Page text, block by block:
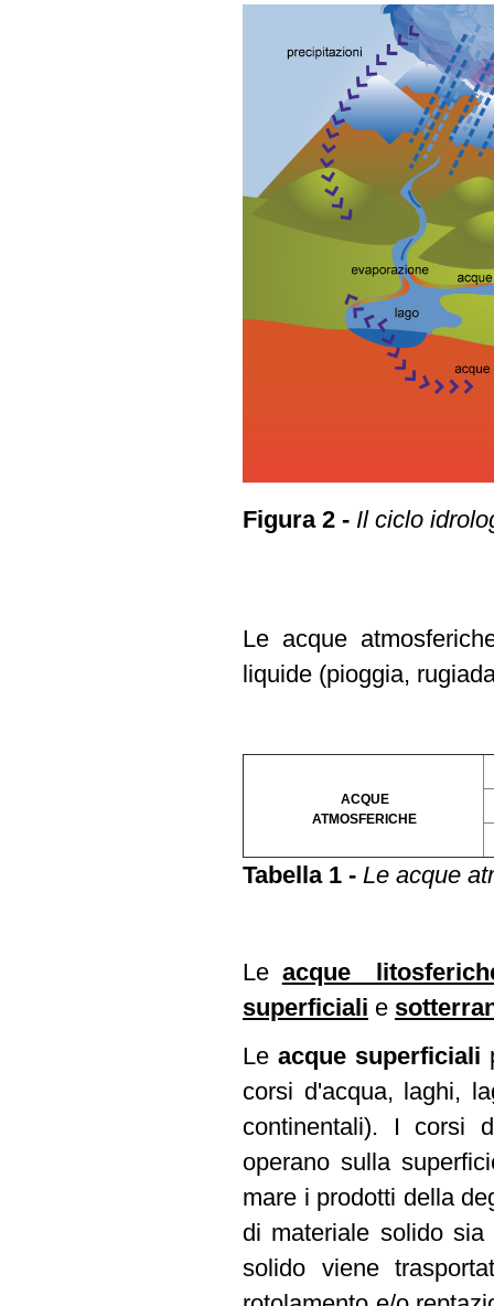
Figura 2 - Il ciclo
Le acque
liquide (pioggia,
ACQUE
ATMOSFERICHE
Tabella 1 - Le acque
Le acque
superficiali e
Le acque superficiali
corsi d'acqua, laghi,
continentali). I corsi
operano sulla
mare i prodotti della
di materiale solido
solido viene